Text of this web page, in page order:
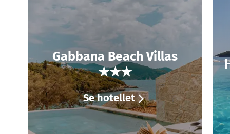
Gabbana Beach Villas
★★★
Se hotellet